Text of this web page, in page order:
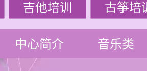
吉他培训 古筝培
中心简介 音乐类